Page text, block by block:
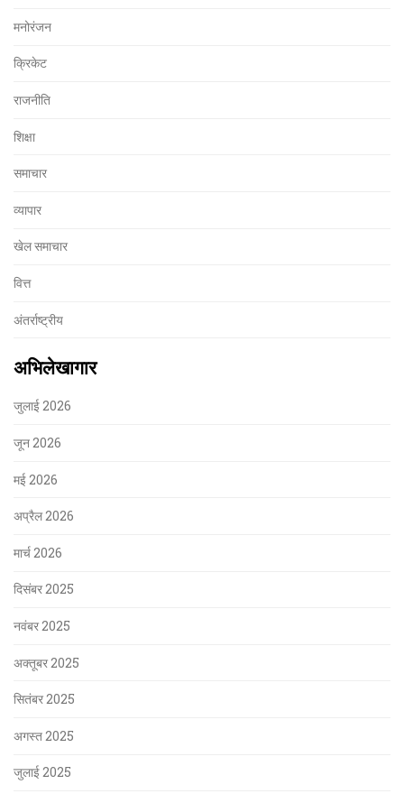
मनोरंजन
क्रिकेट
राजनीति
शिक्षा
समाचार
व्यापार
खेल समाचार
वित्त
अंतर्राष्ट्रीय
अभिलेखागार
जुलाई 2026
जून 2026
मई 2026
अप्रैल 2026
मार्च 2026
दिसंबर 2025
नवंबर 2025
अक्तूबर 2025
सितंबर 2025
अगस्त 2025
जुलाई 2025